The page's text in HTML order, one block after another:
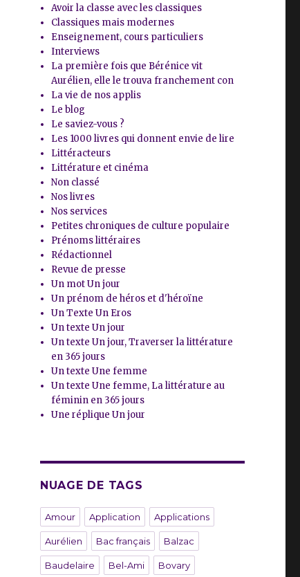
Avoir la classe avec les classiques
Classiques mais modernes
Enseignement, cours particuliers
Interviews
La première fois que Bérénice vit
Aurélien, elle le trouva franchement con
La vie de nos applis
Le blog
Le saviez-vous ?
Les 1000 livres qui donnent envie de lire
Littéracteurs
Littérature et cinéma
Non classé
Nos livres
Nos services
Petites chroniques de culture populaire
Prénoms littéraires
Rédactionnel
Revue de presse
Un mot Un jour
Un prénom de héros et d'héroïne
Un Texte Un Eros
Un texte Un jour
Un texte Un jour, Traverser la littérature
en 365 jours
Un texte Une femme
Un texte Une femme, La littérature au
féminin en 365 jours
Une réplique Un jour
NUAGE DE TAGS
Amour Application Applications
Aurélien Bac français Balzac
Baudelaire Bel-Ami Bovary